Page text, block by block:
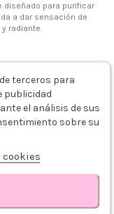
diseñado para purificar
a dar sensación de
radiante.
carrito
terceros para
publicidad
el análisis de sus
sobre su
cookies